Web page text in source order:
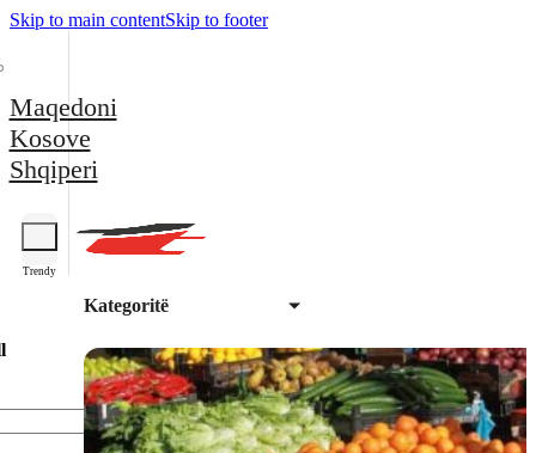
Skip to main contentSkip to footer
Maqedoni
Kosove
Shqiperi
Trendy
Kategoritë